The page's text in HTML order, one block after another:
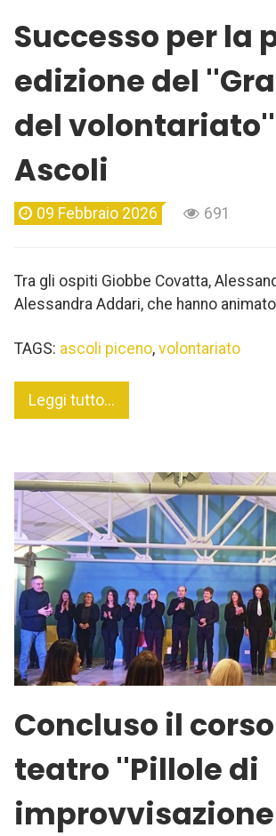
Successo per la
edizione del
del
Ascoli
09 Febbraio 2026 691
Tra gli ospiti Giobbe Covatta,
Alessandra Addari, che hanno
TAGS: ascoli piceno, volontariato
Leggi tutto...
Concluso il
teatro ''Pillole di